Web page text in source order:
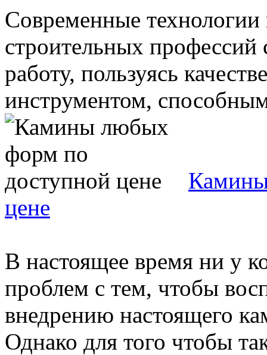
Современные технологии
строительных профессий
работу, пользуясь
инструментом,
цене
В настоящее время ни у
проблем с тем, чтобы
внедрению настоящего
Однако для того чтобы